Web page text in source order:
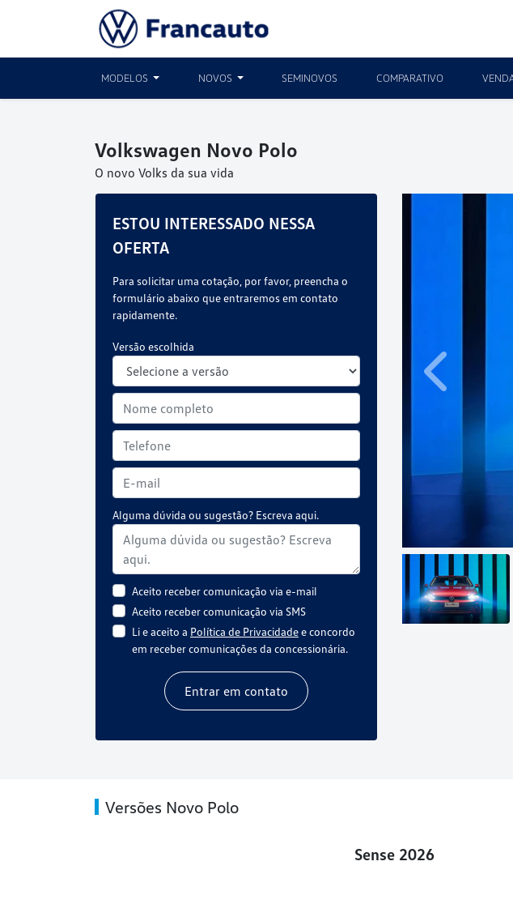
MODELOS NOVOS SEMINOVOS COMPARATIVO
Volkswagen Novo Polo
O novo Volks da sua vida
ESTOU INTERESSADO NESSA
OFERTA
Para solicitar uma cotação, por favor, preencha o
formulário abaixo que entraremos em contato
rapidamente.
Versão escolhida
Alguma dúvida ou sugestão? Escreva aqui.
Aceito receber comunicação via e-mail
Aceito receber comunicação via SMS
Li e aceito a Política de Privacidadee concordo
em receber comunicações da concessionária.
Entrar em contato
Anterior
Versões Novo Polo
Sense 2026